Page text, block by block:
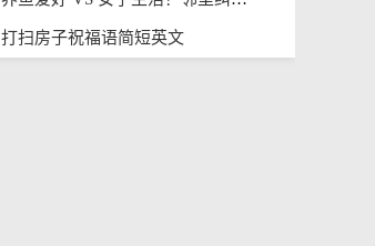
打扫房子祝福语简短英文